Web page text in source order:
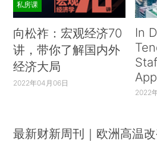
私房课
向松祚：宏观经济70
讲，带你了解国内外
经济大局
2022年04月06日
In
2022
最新财新周刊｜欧洲高温